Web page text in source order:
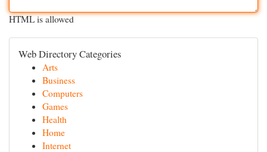
HTML is allowed
Web Directory Categories
Arts
Business
Computers
Games
Health
Home
Internet